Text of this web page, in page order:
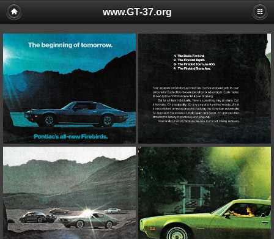
www.GT-37.org